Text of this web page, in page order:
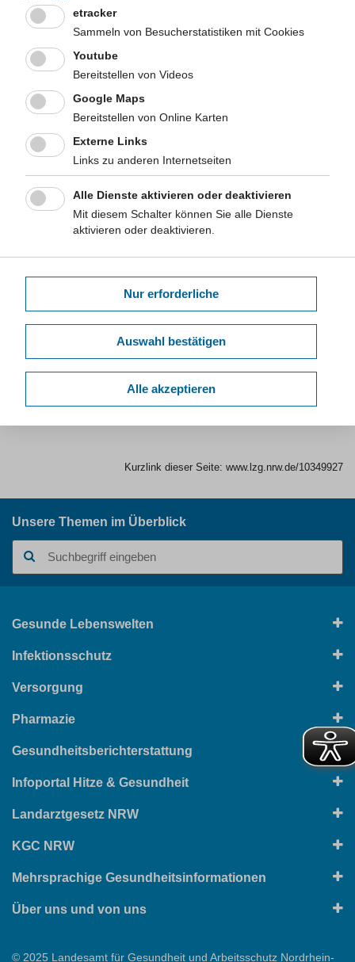
Januar 2027: Meldung an hochschulstart
Meldung der zuzulassenden Bewerberinnen und Bewerber an
die Stiftung für Hochschulzulassung (SfH; hochschulstart.de).
Erteilung der Ablehnungsbescheide an die nicht-zugelassenen
Voraussichtlich Ende Januar 2027: Zulassungsbescheide
der Stiftung für Hochschulzulassung
Erteilung der Zulassungsbescheide für das Sommersemester
2027 durch die Stiftung für Hochschulzulassung (SfH;
Bewerbungszeitraum für das Wintersemester
Wintersemester 2027/2028 läuft vom 1. bis 31. März 2027. In
geöffnet.
Ansprechpersonen & Kontakt
Kurzlink dieser Seite: www.lzg.nrw.de/10349927
Unsere Themen im Überblick
Gesunde Lebenswelten
Infektionsschutz
Versorgung
Pharmazie
Gesundheitsberichterstattung
Infoportal Hitze & Gesundheit
Landarztgesetz NRW
KGC NRW
Mehrsprachige Gesundheitsinformationen
Über uns und von uns
© 2025 Landesamt für Gesundheit und Arbeitsschutz Nordrhein-
etracker
Sammeln von Besucherstatistiken mit Cookies
Youtube
Bereitstellen von Videos
Google Maps
Bereitstellen von Online Karten
Externe Links
Links zu anderen Internetseiten
Alle Dienste aktivieren oder deaktivieren
Mit diesem Schalter können Sie alle Dienste
aktivieren oder deaktivieren.
Nur erforderliche
Auswahl bestätigen
Alle akzeptieren